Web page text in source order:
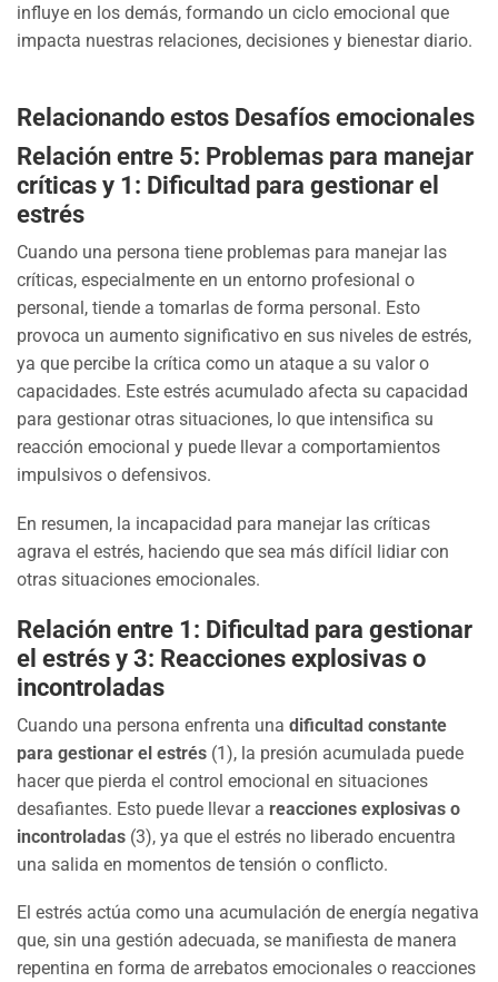
influye en los demás, formando un ciclo emocional que
impacta nuestras relaciones, decisiones y bienestar diario.
Relacionando estos Desafíos emocionales
Relación entre 5: Problemas para manejar
críticas y 1: Dificultad para gestionar el
estrés
Cuando una persona tiene problemas para manejar las
críticas, especialmente en un entorno profesional o
personal, tiende a tomarlas de forma personal. Esto
provoca un aumento significativo en sus niveles de estrés,
ya que percibe la crítica como un ataque a su valor o
capacidades. Este estrés acumulado afecta su capacidad
para gestionar otras situaciones, lo que intensifica su
reacción emocional y puede llevar a comportamientos
impulsivos o defensivos.
En resumen, la incapacidad para manejar las críticas
agrava el estrés, haciendo que sea más difícil lidiar con
otras situaciones emocionales.
Relación entre 1: Dificultad para gestionar
el estrés y 3: Reacciones explosivas o
incontroladas
Cuando una persona enfrenta una dificultad constante
para gestionar el estrés (1), la presión acumulada puede
hacer que pierda el control emocional en situaciones
desafiantes. Esto puede llevar a reacciones explosivas o
incontroladas (3), ya que el estrés no liberado encuentra
una salida en momentos de tensión o conflicto.
El estrés actúa como una acumulación de energía negativa
que, sin una gestión adecuada, se manifiesta de manera
repentina en forma de arrebatos emocionales o reacciones